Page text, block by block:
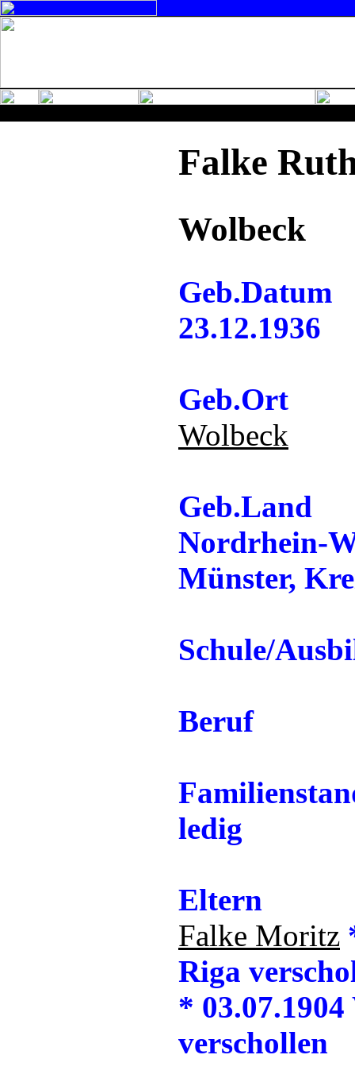
Falke
Wolbeck
Geb.Datum
23.12.1936
Geb.Ort
Wolbeck
Geb.Land
Nordrhein-
Münster,
Schule/
Beruf
ledig
Eltern
Falke Moritz
Riga
*
verschollen